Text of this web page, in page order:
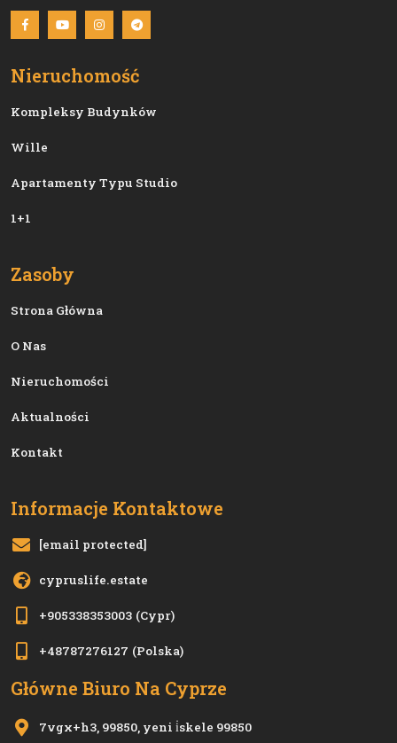
Nieruchomość
Kompleksy Budynków
Wille
Apartamenty Typu Studio
1+1
Zasoby
Strona Główna
O Nas
Nieruchomości
Aktualności
Kontakt
Informacje Kontaktowe
[email protected]
cypruslife.estate
+905338353003 (Cypr)
+48787276127 (Polska)
Główne Biuro Na Cyprze
7vgx+h3, 99850, yeni i̇skele 99850